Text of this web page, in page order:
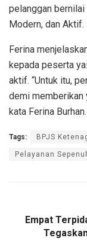
pelanggan
Modern, dan Aktif.
Ferina
kepada peserta
aktif. “Untuk itu,
demi memberikan
kata Ferina Burhan.
Tags: BPJS
Pelayanan
Empat